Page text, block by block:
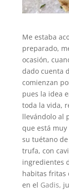
Me estaba
preparado,
ocasión,
dado cuenta
comienzan
pues la idea
toda la vida,
llevándolo al
que está
su tuétano
trufa, con
ingredientes
habitas fritas
en el Gadis,